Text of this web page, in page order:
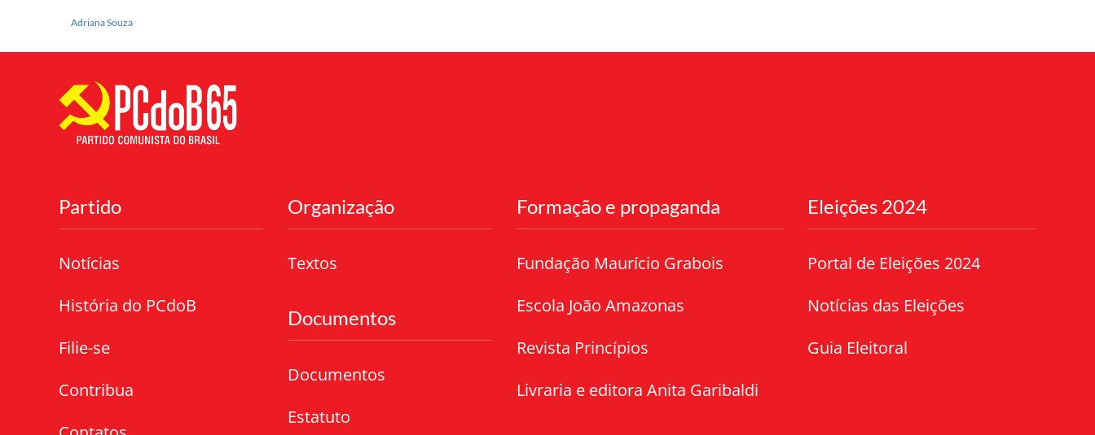
Adriana Souza
Partido
Notícias
História do PCdoB
Filie-se
Contribua
Organização
Textos
Documentos
Documentos
Estatuto
Formação e propaganda
Fundação Maurício Grabois
Escola João Amazonas
Revista Princípios
Livraria e editora Anita Garibaldi
Eleições 2024
Portal de Eleições 2024
Notícias das Eleições
Guia Eleitoral